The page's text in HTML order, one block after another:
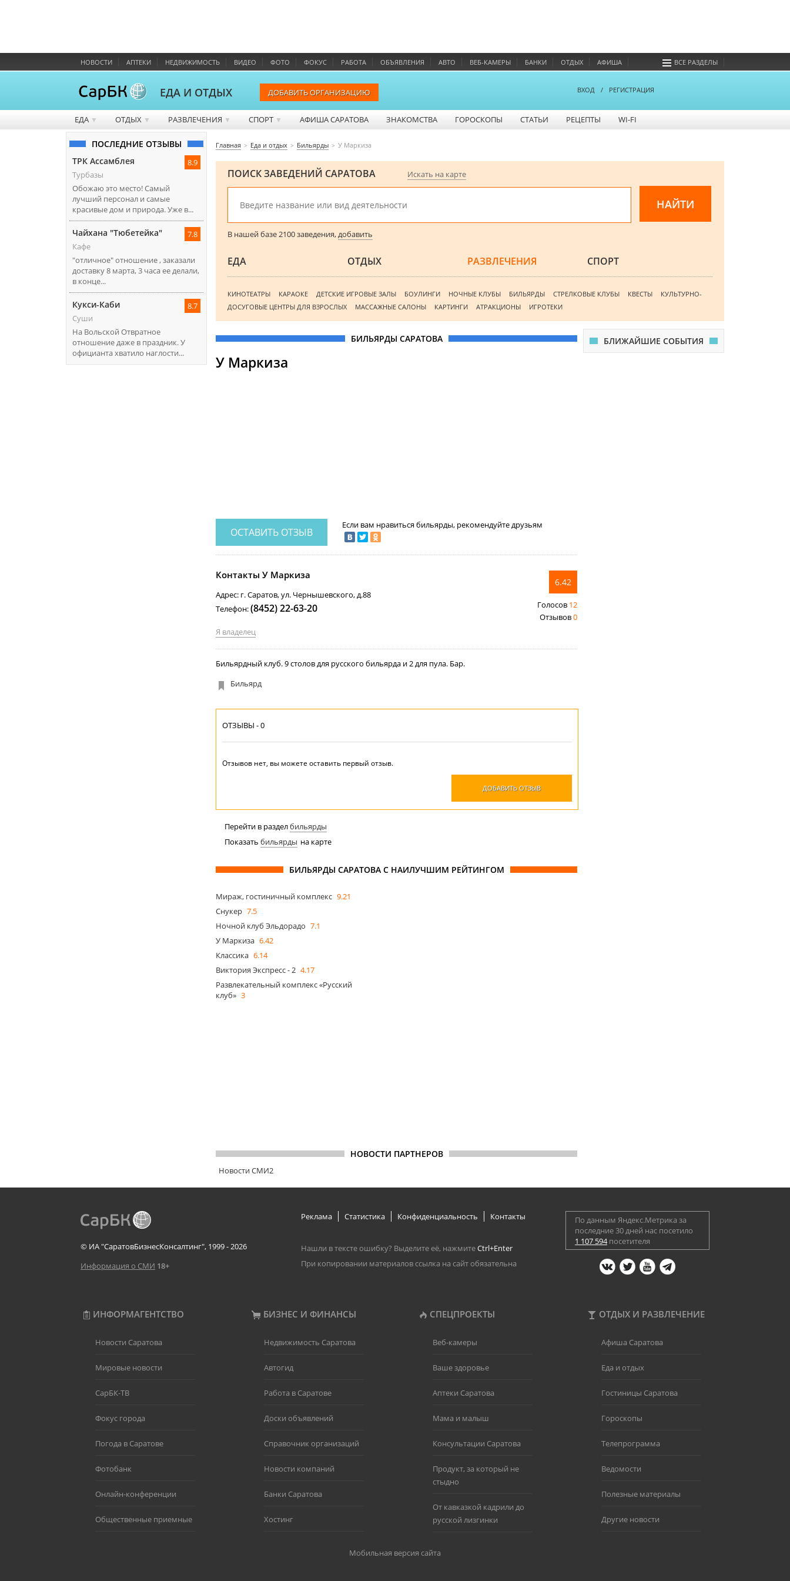
НОВОСТИ АПТЕКИ НЕДВИЖИМОСТЬ ВИДЕО ФОТО ФОКУС РАБОТА ОБЪЯВЛЕНИЯ АВТО ВЕБ-КАМЕРЫ БАНКИ ОТДЫХ АФИША ВСЕ РАЗДЕЛЫ
ЕДА И ОТДЫХ ДОБАВИТЬ ОРГАНИЗАЦИЮ ВХОД / РЕГИСТРАЦИЯ
ЕДА ▼ ОТДЫХ ▼ РАЗВЛЕЧЕНИЯ ▼ СПОРТ ▼ АФИША САРАТОВА ЗНАКОМСТВА ГОРОСКОПЫ СТАТЬИ РЕЦЕПТЫ WI-FI
ПОСЛЕДНИЕ ОТЗЫВЫ
8.9
ТРК Ассамблея
Турбазы
Обожаю это место! Самый
лучший персонал и самые
красивые дом и природа. Уже в...
7.8
Чайхана "Тюбетейка"
Кафе
"отличное" отношение , заказали
доставку 8 марта, 3 часа ее делали,
в конце...
8.7
Кукси-Каби
Суши
На Вольской Отвратное
отношение даже в праздник. У
официанта хватило наглости...
Главная Еда и отдых Бильярды У Маркиза
ПОИСК ЗАВЕДЕНИЙ САРАТОВА Искать на карте
В нашей базе 2100 заведения, добавить
ЕДА ОТДЫХ РАЗВЛЕЧЕНИЯ СПОРТ
КИНОТЕАТРЫ КАРАОКЕ ДЕТСКИЕ ИГРОВЫЕ ЗАЛЫ БОУЛИНГИ НОЧНЫЕ КЛУБЫ БИЛЬЯРДЫ СТРЕЛКОВЫЕ КЛУБЫ КВЕСТЫ
КУЛЬТУРНО-
ДОСУГОВЫЕ ЦЕНТРЫ ДЛЯ ВЗРОСЛЫХ
МАССАЖНЫЕ САЛОНЫ КАРТИНГИ АТРАКЦИОНЫ ИГРОТЕКИ
БИЛЬЯРДЫ САРАТОВА
У Маркиза
ОСТАВИТЬ ОТЗЫВ
Если вам нравитьсябильярды, рекомендуйте друзьям
6.42
Голосов 12
Отзывов0
Контакты У Маркиза
Адрес: г. Саратов, ул. Чернышевского, д.88
Телефон:(8452) 22-63-20
Я владелец
Бильярдный клуб. 9 столов для русского бильярда и 2 для пула. Бар.
Бильярд
ОТЗЫВЫ - 0
Отзывов нет, вы можете оставить первый отзыв.
ДОБАВИТЬ ОТЗЫВ
Перейти в разделбильярды
Показать бильярды на карте
БИЛЬЯРДЫ САРАТОВА С НАИЛУЧШИМ РЕЙТИНГОМ
Мираж, гостиничный комплекс 9.21
Снукер 7.5
Ночной клуб Эльдорадо 7.1
У Маркиза 6.42
Классика 6.14
Виктория Экспресс - 2 4.17
Развлекательный комплекс «Русский
клуб» 3
НОВОСТИ ПАРТНЕРОВ
Новости СМИ2
БЛИЖАЙШИЕ СОБЫТИЯ
© ИА "СаратовБизнесКонсалтинг", 1999 - 2026
Информация о СМИ 18+
Реклама Статистика Конфиденциальность Контакты
Нашли в тексте ошибку? Выделите её, нажмитеCtrl+Enter
При копировании материалов ссылка на сайт обязательна
По данным Яндекс.Метрика за
последние 30 дней нас посетило
1 107 594посетителя
ИНФОРМАГЕНТСТВО БИЗНЕС И ФИНАНСЫ СПЕЦПРОЕКТЫ ОТДЫХ И РАЗВЛЕЧЕНИЕ
Новости Саратова
Мировые новости
СарБК-ТВ
Фокус города
Погода в Саратове
Фотобанк
Онлайн-конференции
Общественные приемные
Недвижимость Саратова
Автогид
Работа в Саратове
Доски объявлений
Справочник организаций
Новости компаний
Банки Саратова
Хостинг
Веб-камеры
Ваше здоровье
Аптеки Саратова
Мама и малыш
Консультации Саратова
Продукт, за который не
стыдно
От кавказкой кадрили до
русской лизгинки
Афиша Саратова
Еда и отдых
Гостиницы Саратова
Гороскопы
Телепрограмма
Ведомости
Полезные материалы
Другие новости
Мобильная версия сайта